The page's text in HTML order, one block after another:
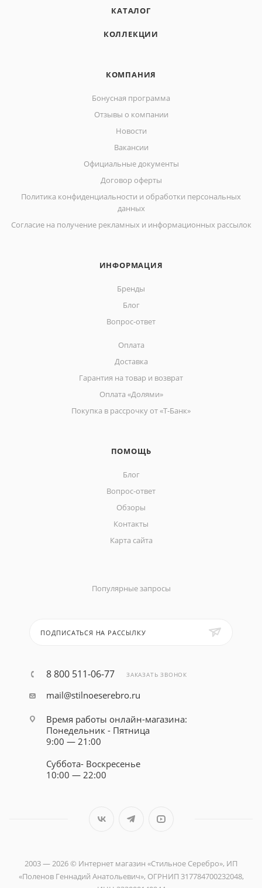
КАТАЛОГ
КОЛЛЕКЦИИ
КОМПАНИЯ
Бонусная программа
Отзывы о компании
Новости
Вакансии
Официальные документы
Договор оферты
Политика конфиденциальности и обработки персональных
данных
Согласие на получение рекламных и информационных рассылок
ИНФОРМАЦИЯ
Бренды
Блог
Вопрос-ответ
Оплата
Доставка
Гарантия на товар и возврат
Оплата «Долями»
Покупка в рассрочку от «Т-Банк»
ПОМОЩЬ
Блог
Вопрос-ответ
Обзоры
Контакты
Карта сайта
Популярные запросы
ПОДПИСАТЬСЯ НА РАССЫЛКУ
8 800 511-06-77 ЗАКАЗАТЬ ЗВОНОК
mail@stilnoeserebro.ru
Время работы онлайн-магазина:
Понедельник - Пятница
9:00 — 21:00
Суббота- Воскресенье
10:00 — 22:00
2003 — 2026 © Интернет магазин «Стильное Серебро», ИП
«Поленов Геннадий Анатольевич», ОГРНИП 317784700232048,